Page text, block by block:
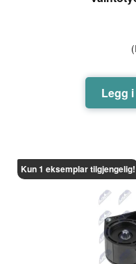
Legg
Kun 1 eksemplar tilgjengelig!